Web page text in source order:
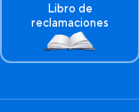
Libro de
reclamaciones